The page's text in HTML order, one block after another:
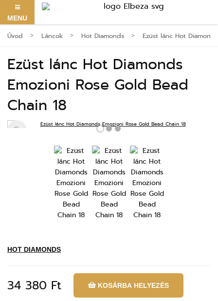
MENU
Úvod Láncok Hot Diamonds Ezüst lánc Hot
Ezüst lánc Hot Diamonds
Emozioni Rose Gold Bead
Chain 18
HOT DIAMONDS
34 380 Ft KOSÁRBA HELYEZÉS